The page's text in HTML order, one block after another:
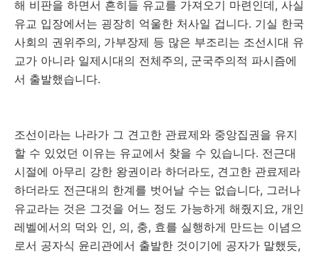
해 비판을 하면서 흔히들 유교를 가져오기 마련인데, 사실
유교 입장에서는 굉장히 억울한 처사일 겁니다. 기실 한국
사회의 권위주의, 가부장제 등 많은 부조리는 조선시대 유
교가 아니라 일제시대의 전체주의, 군국주의적 파시즘에
서 출발했습니다.
조선이라는 나라가 그 견고한 관료제와 중앙집권을 유지
할 수 있었던 이유는 유교에서 찾을 수 있습니다. 전근대
시절에 아무리 강한 왕권이라 하더라도, 견고한 관료제라
하더라도 전근대의 한계를 벗어날 수는 없습니다, 그러나
유교라는 것은 그것을 어느 정도 가능하게 해줬지요, 개인
레벨에서의 덕와 인, 의, 충, 효를 실행하게 만드는 이념으
로서 공자식 윤리관에서 출발한 것이기에 공자가 말했듯,